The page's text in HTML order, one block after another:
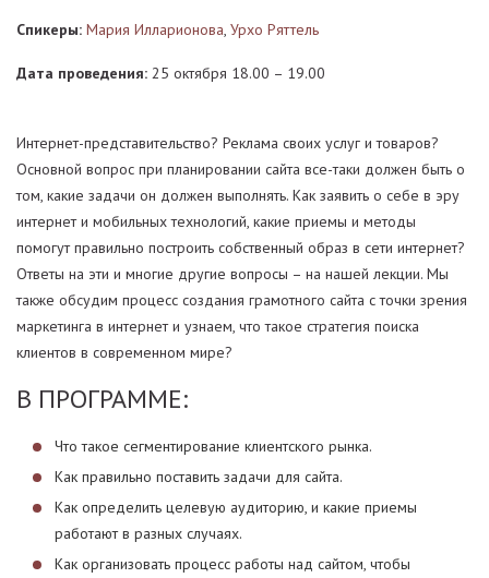
Спикеры: Мария Илларионова Урхо Ряттель
Дата проведения: 25 октября 18.00 – 19.00
Интернет-представительство? Реклама своих услуг и товаров?
Основной вопрос при планировании сайта все-таки должен быть о
том, какие задачи он должен выполнять. Как заявить о себе в эру
интернет и мобильных технологий, какие приемы и методы
помогут правильно построить собственный образ в сети интернет?
Ответы на эти и многие другие вопросы – на нашей лекции. Мы
также обсудим процесс создания грамотного сайта с точки зрения
маркетинга в интернет и узнаем, что такое стратегия поиска
клиентов в современном мире?
В ПРОГРАММЕ:
Что такое сегментирование клиентского рынка.
Как правильно поставить задачи для сайта.
Как определить целевую аудиторию, и какие приемы
работают в разных случаях.
Как организовать процесс работы над сайтом, чтобы